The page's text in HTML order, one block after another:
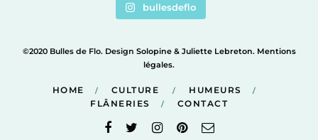
bullesdeflo
©2020 Bulles de Flo. Design Solopine& Juliette Lebreton. Mentions
légales.
HOME CULTURE
HUMEURS
FLÂNERIES
CONTACT